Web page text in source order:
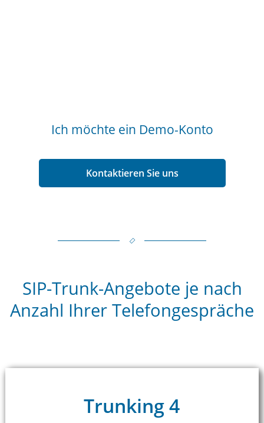
Ich möchte ein Demo-Konto
Kontaktieren Sie uns
SIP-Trunk-Angebote je nach
Anzahl Ihrer Telefongespräche
Trunking 4